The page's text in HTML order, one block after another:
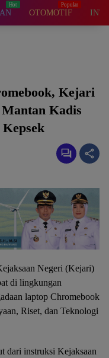
OTOMOTIF
Kejari
Kadis
Negeri (Kejari)
di lingkungan
laptop Chromebook
Riset, dan Teknologi
dari instruksi Kejaksaan